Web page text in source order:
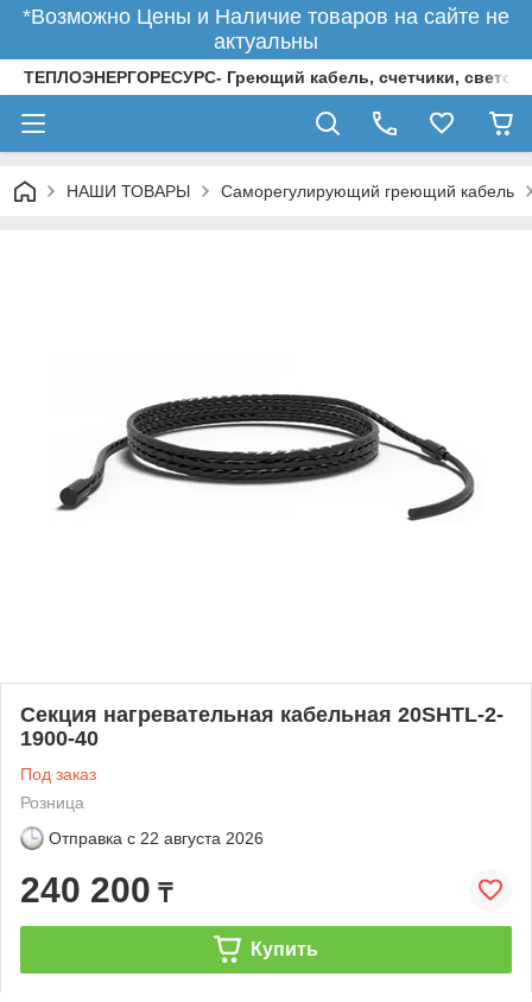
*Возможно Цены и Наличие товаров на сайте не
актуальны
ТЕПЛОЭНЕРГОРЕСУРС- Греющий кабель, счетчики,
НАШИ ТОВАРЫ Саморегулирующий греющий кабель
Секция нагревательная кабельная 20SHTL-2-
1900-40
Под заказ
Розница
Отправка с 22 августа 2026
240 200 ₸
Купить